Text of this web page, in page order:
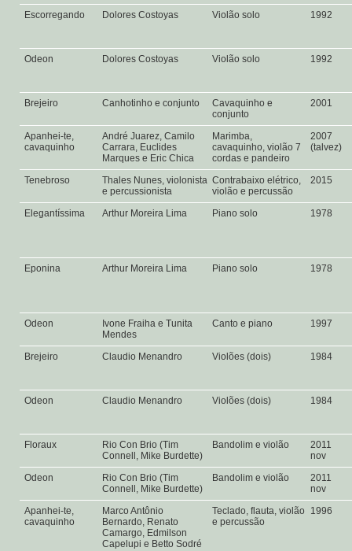
Escorregando Dolores Costoyas Violão solo 1992
Odeon Dolores Costoyas Violão solo 1992
Brejeiro Canhotinho e conjunto
Cavaquinho e
conjunto
2001
Apanhei-te,
cavaquinho
André Juarez, Camilo
Carrara, Euclides
Marques e Eric Chica
Marimba,
cavaquinho, violão 7
cordas e pandeiro
2007
(talvez)
Tenebroso
Thales Nunes, violonista
e percussionista
Contrabaixo elétrico,
violão e percussão
2015
Elegantíssima Arthur Moreira Lima Piano solo 1978
Eponina Arthur Moreira Lima Piano solo 1978
Odeon
Ivone Fraiha e Tunita
Mendes
Canto e piano 1997
Brejeiro Claudio Menandro Violões (dois) 1984
Odeon Claudio Menandro Violões (dois) 1984
Floraux
Rio Con Brio (Tim
Connell, Mike Burdette)
Bandolim e violão
2011
nov
Odeon
Rio Con Brio (Tim
Connell, Mike Burdette)
Bandolim e violão
2011
nov
Apanhei-te,
cavaquinho
Marco Antônio
Bernardo, Renato
Camargo, Edmilson
Capelupi e Betto Sodré
Teclado, flauta, violão
e percussão
1996